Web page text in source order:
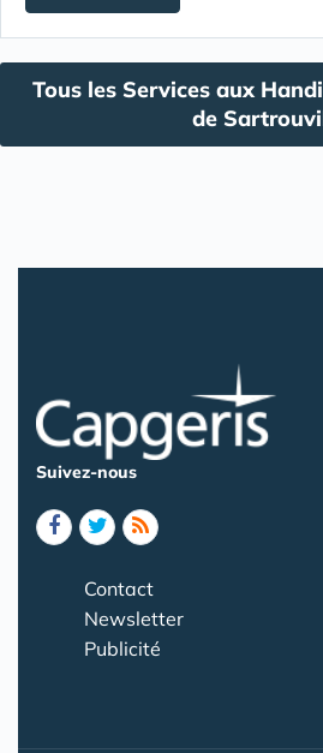
Tous les Services aux
de
Suivez-nous
Contact
Newsletter
Publicité